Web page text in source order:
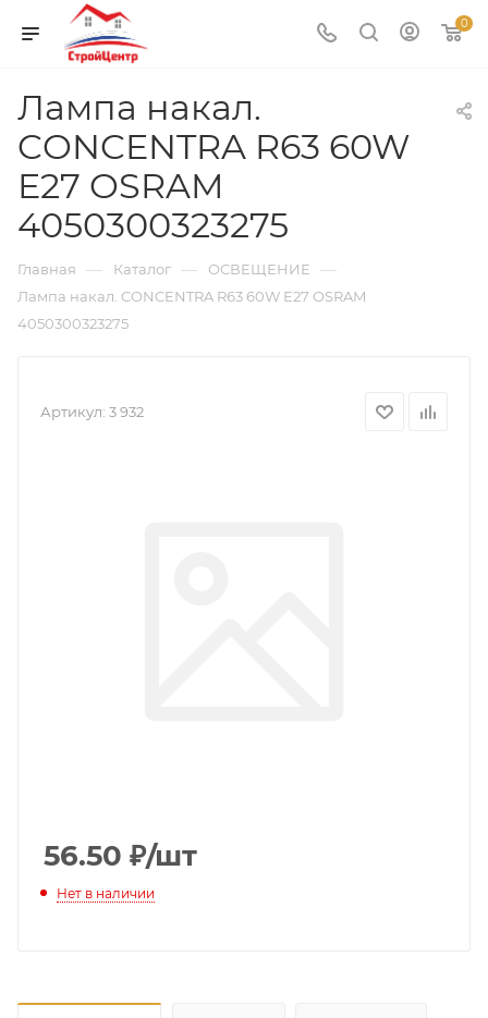
0
Лампа накал.
CONCENTRA R63 60W
E27 OSRAM
4050300323275
Главная — Каталог — ОСВЕЩЕНИЕ —
Лампа накал. CONCENTRA R63 60W E27 OSRAM
4050300323275
Артикул: 3 932
56.50 ₽/шт
Нет в наличии